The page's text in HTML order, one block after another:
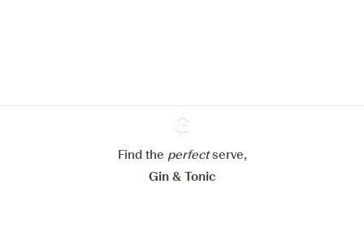
Ginventory
Find the perfectserve,
Gin & Tonic